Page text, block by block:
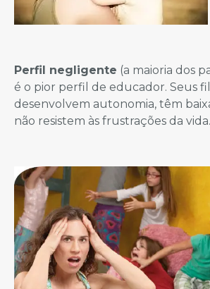
Perfil negligente (a maioria dos
é o pior perfil de educador. Seus
desenvolvem autonomia, têm
não resistem às frustrações da vida.